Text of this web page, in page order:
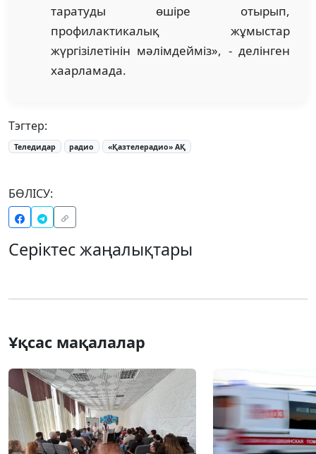
таратуды өшіре отырып,
профилактикалық жұмыстар
жүргізілетінін мәлімдейміз», - делінген
хаарламада.
Тэгтер:
Теледидар радио «Қазтелерадио» АҚ
БӨЛІСУ:
Серіктес жаңалықтары
Ұқсас мақалалар